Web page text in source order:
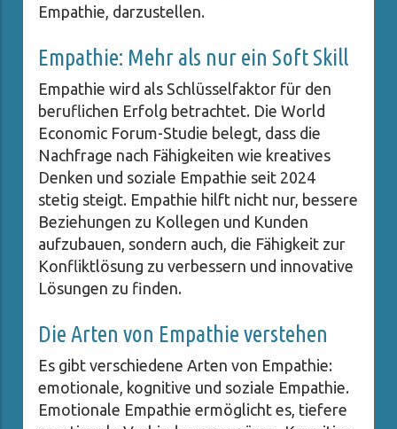
Empathie, darzustellen.
Empathie: Mehr als nur ein Soft Skill
Empathie wird als Schlüsselfaktor für den
beruflichen Erfolg betrachtet. Die World
Economic Forum-Studie belegt, dass die
Nachfrage nach Fähigkeiten wie kreatives
Denken und soziale Empathie seit 2024
stetig steigt. Empathie hilft nicht nur, bessere
Beziehungen zu Kollegen und Kunden
aufzubauen, sondern auch, die Fähigkeit zur
Konfliktlösung zu verbessern und innovative
Lösungen zu finden.
Die Arten von Empathie verstehen
Es gibt verschiedene Arten von Empathie:
emotionale, kognitive und soziale Empathie.
Emotionale Empathie ermöglicht es, tiefere